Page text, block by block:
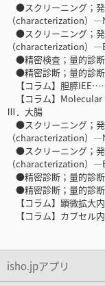
●スクリーニング；
（characterization
●スクリーニング；
（characterization）
●精密検査；量的診
●精密診断；量的診
【コラム】胆膵
【コラム】
Ⅲ．大腸
●スクリーニング；
（characterization）
●スクリーニング；
（characterization）
●精密診断；量的診
●精密診断；量的診
【コラム】顕微拡大
【コラム】カプセル
isho.jpアプリ